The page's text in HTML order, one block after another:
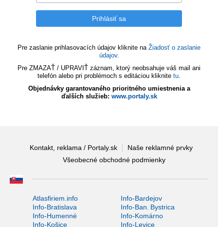
Pre zaslanie prihlasovacích údajov kliknite na Žiadosť o zaslanie
údajov.
Pre ZMAZAŤ / UPRAVIŤ záznam, ktorý neobsahuje váš mail ani
telefón alebo pri problémoch s editáciou kliknite tu.
Objednávky garantovaného prioritného umiestnenia a
ďalších služieb: www.portaly.sk
Kontakt, reklama / Portaly.sk
Naše reklamné prvky
Všeobecné obchodné podmienky
Atlasfiriem.info
Info-Bardejov
Info-Bratislava
Info-Ban. Bystrica
Info-Humenné
Info-Komárno
Info-Košice
Info-Levice